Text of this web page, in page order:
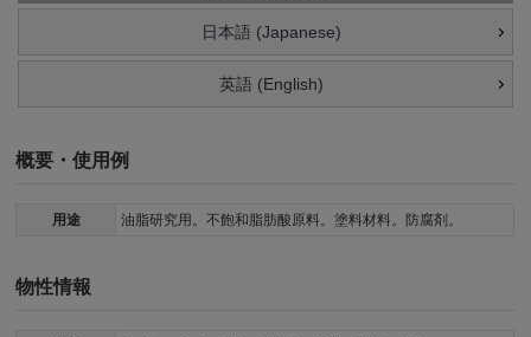
日本語 (Japanese)
英語 (English)
概要・使用例
用途 油脂研究用。不飽和脂肪酸原料。塗料材料。防腐剤。
物性情報